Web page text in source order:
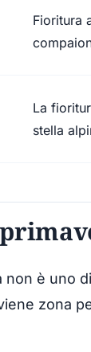
Fioritura
La
stella
non è uno
zona